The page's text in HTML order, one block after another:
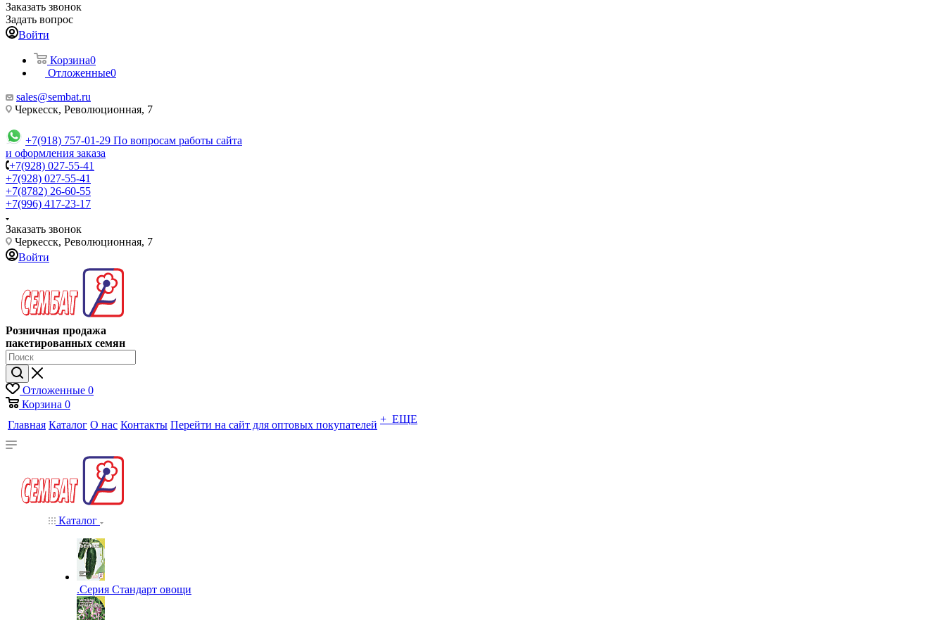
Заказать звонок
Задать вопрос
Войти
Корзина0
Отложенные0
sales@sembat.ru
Черкесск, Революционная, 7
+7(918) 757-01-29 По вопросам работы сайта
и оформления заказа
+7(928) 027-55-41
+7(928) 027-55-41
+7(8782) 26-60-55
+7(996) 417-23-17
Заказать звонок
Черкесск, Революционная, 7
Войти
Розничная продажа
пакетированных семян
Отложенные 0
Корзина 0
Главная Каталог О нас Контакты Перейти на сайт для оптовых покупателей + ЕЩЕ
Каталог
.Серия Стандарт овощи